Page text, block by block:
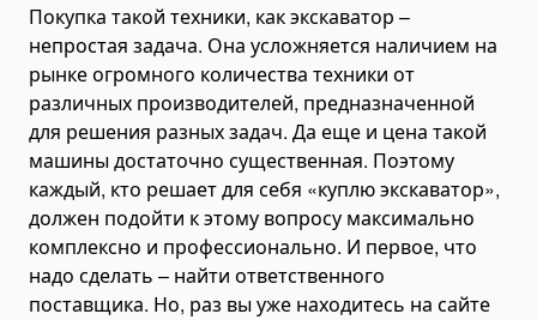
Поломоющие машины
Разбрасыватели песка прицепные
Измельчители древесины (дереводробилки)
Щепорезы
Буровая техника
Автовышки и подъемники
Самосвалы, грузовики и тягачи
Мини-самосвалы
Покупка такой техники, как экскаватор –
непростая задача. Она усложняется наличием на
рынке огромного количества техники от
различных производителей, предназначенной
для решения разных задач. Да еще и цена такой
машины достаточно существенная. Поэтому
каждый, кто решает для себя «куплю экскаватор»,
должен подойти к этому вопросу максимально
комплексно и профессионально. И первое, что
надо сделать – найти ответственного
поставщика. Но, раз вы уже находитесь на сайте